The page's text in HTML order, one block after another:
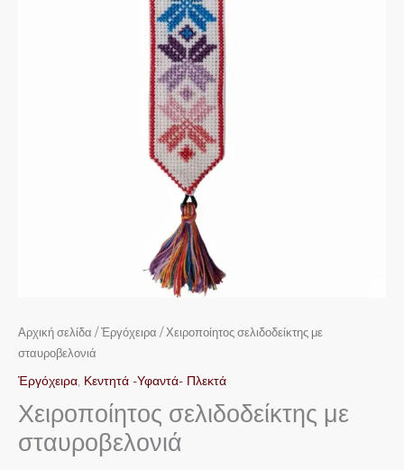
Αρχική σελίδα / Ἐργόχειρα / Χειροποίητος σελιδοδείκτης με
σταυροβελονιά
Ἐργόχειρα Κεντητά -Υφαντά- Πλεκτά
Χειροποίητος σελιδοδείκτης με
σταυροβελονιά